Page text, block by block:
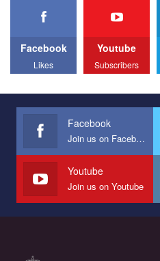
We appeal to your support and
All you have to do is to press
Эмоционально сильный ролик
представляющий программу
Мы просим вас поддержать
наш план по борьбе с насилием
СОГИ в Украине.
Все, что вам нужно сделать -
по этой ссылке и поставить
Facebook
Likes
Youtube
Subscribers
Facebook
Join us on Facebook
Youtube
Join us on Youtube